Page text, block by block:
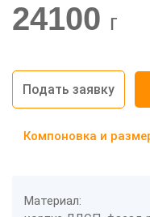
24100 г
Подать заявку
Компоновка и
Материал: